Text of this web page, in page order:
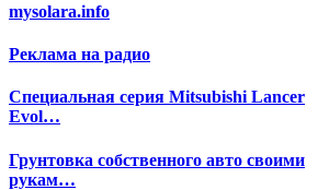
mysolara.info
Реклама на радио
Специальная серия Mitsubishi Lancer
Evol…
Грунтовка собственного авто своими
рукам…